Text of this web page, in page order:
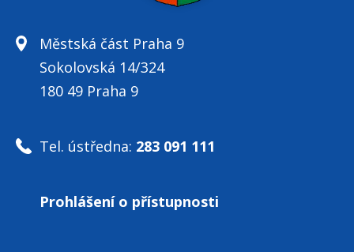
Městská část Praha 9
Sokolovská 14/324
180 49 Praha 9
Tel. ústředna: 283 091 111
Prohlášení o přístupnosti